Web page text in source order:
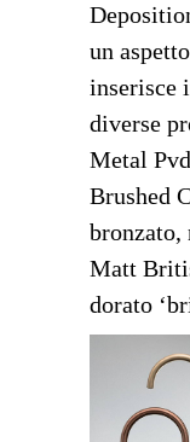
un
inserisce
diverse
Metal Pvd
Brushed
bronzato,
Matt
dorato